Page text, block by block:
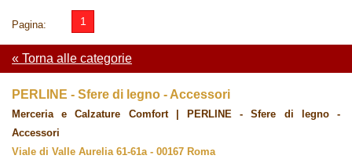
Pagina: 1
« Torna alle categorie
PERLINE - Sfere di legno - Accessori
Merceria e Calzature Comfort | PERLINE - Sfere di legno -
Accessori
Viale di Valle Aurelia 61-61a - 00167 Roma